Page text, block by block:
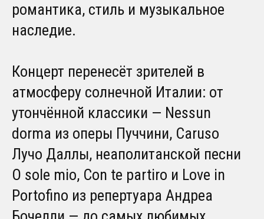
романтика, стиль и музыкальное
наследие.
Концерт перенесёт зрителей в
атмосферу солнечной Италии: от
утончённой классики — Nessun
dorma из оперы Пуччини, Caruso
Лучо Даллы, неаполитанской песни
O sole mio, Con te partiro и Love in
Portofino из репертуара Андреа